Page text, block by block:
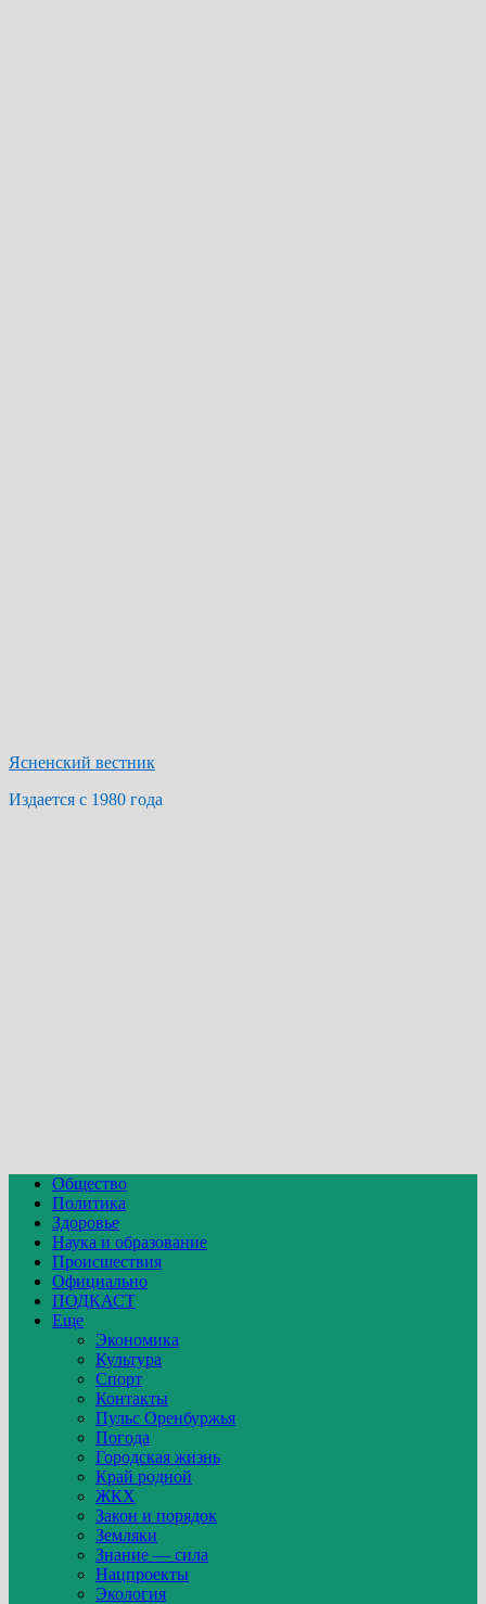
Ясненский вестник
Издается с 1980 года
Общество
Политика
Здоровье
Наука и образование
Происшествия
Официально
ПОДКАСТ
Еще
Экономика
Культура
Спорт
Контакты
Пульс Оренбуржья
Погода
Городская жизнь
Край родной
ЖКХ
Закон и порядок
Земляки
Знание — сила
Нацпроекты
Экология